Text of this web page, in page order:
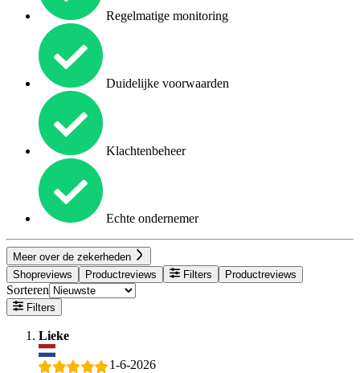
Regelmatige monitoring
Duidelijke voorwaarden
Klachtenbeheer
Echte ondernemer
Meer over de zekerheden
Shopreviews
Productreviews Filters Productreviews
Sorteren
Filters
Lieke
1-6-2026